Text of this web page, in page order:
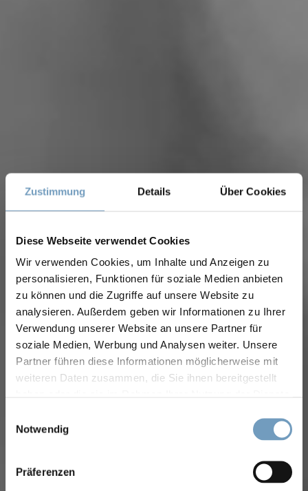
Zustimmung Details Über Cookies
Diese Webseite verwendet Cookies
Wir verwenden Cookies, um Inhalte und Anzeigen zu
personalisieren, Funktionen für soziale Medien anbieten
zu können und die Zugriffe auf unsere Website zu
analysieren. Außerdem geben wir Informationen zu Ihrer
Verwendung unserer Website an unsere Partner für
soziale Medien, Werbung und Analysen weiter. Unsere
Partner führen diese Informationen möglicherweise mit
weiteren Daten zusammen, die Sie ihnen bereitgestellt
Notwendig
Präferenzen